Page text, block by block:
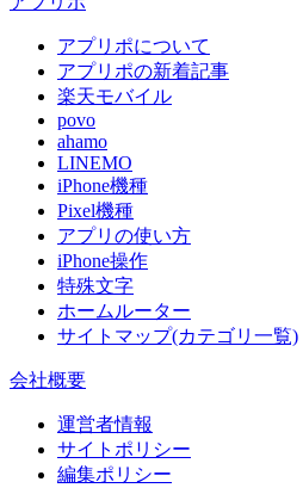
アプリポについて
アプリポの新着記事
楽天モバイル
povo
ahamo
LINEMO
iPhone機種
Pixel機種
アプリの使い方
iPhone操作
特殊文字
ホームルーター
サイトマップ(カテゴリ一覧)
会社概要
運営者情報
サイトポリシー
編集ポリシー